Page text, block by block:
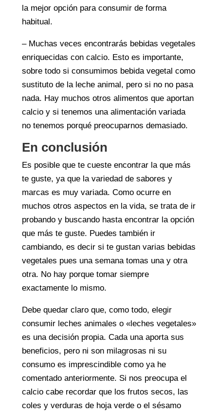
la mejor opción para consumir de forma
habitual.
– Muchas veces encontrarás bebidas vegetales
enriquecidas con calcio. Esto es importante,
sobre todo si consumimos bebida vegetal como
sustituto de la leche animal, pero si no no pasa
nada. Hay muchos otros alimentos que aportan
calcio y si tenemos una alimentación variada
no tenemos porqué preocuparnos demasiado.
En conclusión
Es posible que te cueste encontrar la que más
te guste, ya que la variedad de sabores y
marcas es muy variada. Como ocurre en
muchos otros aspectos en la vida, se trata de ir
probando y buscando hasta encontrar la opción
que más te guste. Puedes también ir
cambiando, es decir si te gustan varias bebidas
vegetales pues una semana tomas una y otra
otra. No hay porque tomar siempre
exactamente lo mismo.
Debe quedar claro que, como todo, elegir
consumir leches animales o «leches vegetales»
es una decisión propia. Cada una aporta sus
beneficios, pero ni son milagrosas ni su
consumo es imprescindible como ya he
comentado anteriormente. Si nos preocupa el
calcio cabe recordar que los frutos secos, las
coles y verduras de hoja verde o el sésamo